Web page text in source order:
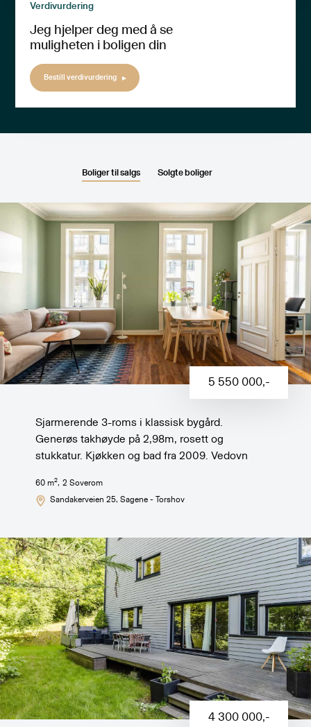
Verdivurdering
Jeg hjelper deg med å se
muligheten i boligen din
Bestill verdivurdering
Boliger til salgs Solgte boliger
5 550 000,-
Sjarmerende 3-roms i klassisk bygård.
Generøs takhøyde på 2,98m, rosett og
stukkatur. Kjøkken og bad fra 2009. Vedovn
60 m2, 2 Soverom
Sandakerveien 25, Sagene - Torshov
4 300 000,-